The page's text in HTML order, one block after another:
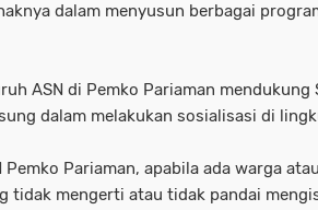
dalam menyusun berbagai
ASN di Pemko Pariaman mendukung
dalam melakukan sosialisasi di
Pemko Pariaman, apabila ada warga
tidak mengerti atau tidak pandai